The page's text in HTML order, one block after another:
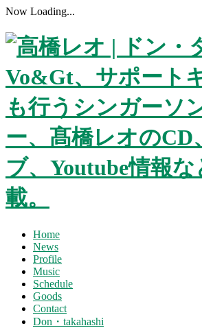
Now Loading...
Home
News
Profile
Music
Schedule
Goods
Contact
Don・takahashi